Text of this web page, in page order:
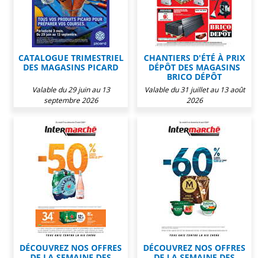
CATALOGUE TRIMESTRIEL
DES MAGASINS PICARD
Valable du 29 juin au 13
septembre 2026
CHANTIERS D'ÉTÉ À PRIX
DÉPÔT DES MAGASINS
BRICO DÉPÔT
Valable du 31 juillet au 13 août
2026
DÉCOUVREZ NOS OFFRES
DÉCOUVREZ NOS OFFRES